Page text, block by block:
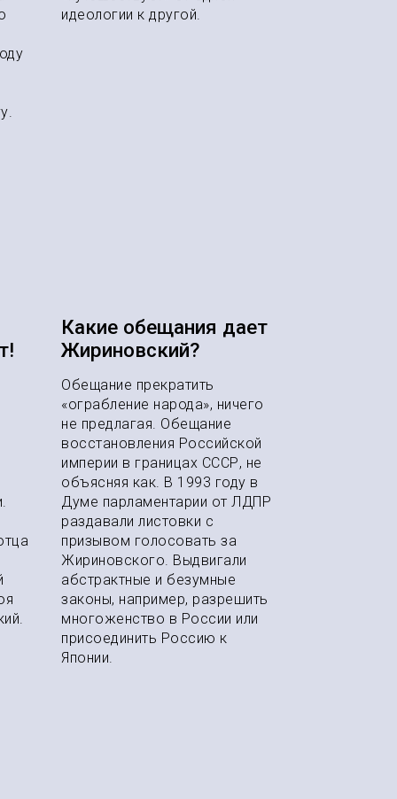
идеологии к другой.
Какие обещания дает
Жириновский?
Обещание прекратить
«ограбление народа», ничего
не предлагая. Обещание
восстановления Российской
империи в границах СССР, не
объясняя как. В 1993 году в
Думе парламентарии от ЛДПР
раздавали листовки с
призывом голосовать за
Жириновского. Выдвигали
абстрактные и безумные
законы, например, разрешить
многоженство в России или
присоединить Россию к
Японии.